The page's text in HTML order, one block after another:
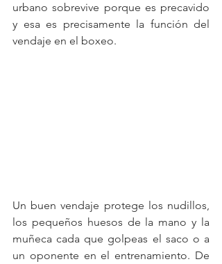
urbano sobrevive porque es precavido
y esa es precisamente la función del
vendaje en el boxeo.
Un buen vendaje protege los nudillos,
los pequeños huesos de la mano y la
muñeca cada que golpeas el saco o a
un oponente en el entrenamiento. De